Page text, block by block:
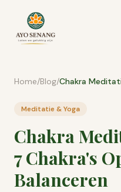
Home/Blog/
Meditatie & Yoga
Chakra
7 Chakra's
Balanceren